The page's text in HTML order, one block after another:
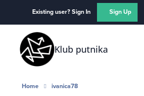
Existing user? Sign In Sign Up
Klub putnika
Home ivanica78